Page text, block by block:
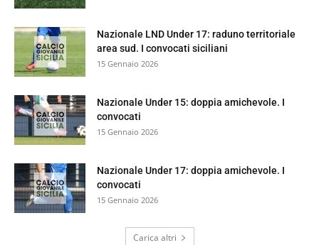
Nazionale LND Under 17: raduno territoriale
area sud. I convocati siciliani
15 Gennaio 2026
Nazionale Under 15: doppia amichevole. I
convocati
15 Gennaio 2026
Nazionale Under 17: doppia amichevole. I
convocati
15 Gennaio 2026
Carica altri